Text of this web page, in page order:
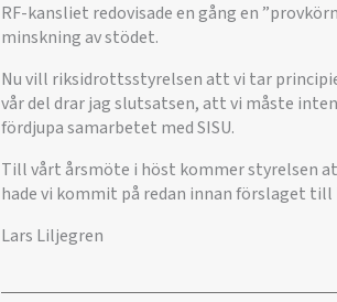
RF-kansliet redovisade en gång en
minskning av stödet.
Nu vill riksidrottsstyrelsen att vi tar
vår del drar jag slutsatsen, att vi måste
fördjupa samarbetet med SISU.
Till vårt årsmöte i höst kommer styrelsen
hade vi kommit på redan innan förslaget
Lars Liljegren